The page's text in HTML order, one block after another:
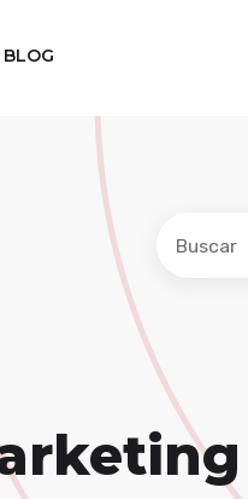
BLOG